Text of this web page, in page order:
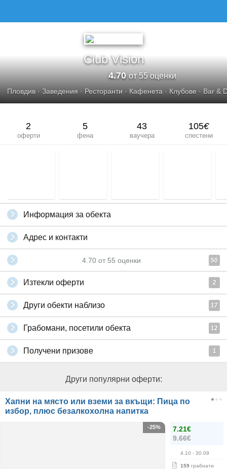
Club Vision
4.70от 55 оценки
Пловдив· Заведения · Ресторанти · Кафенета · Клубове · Bar &
2
оферти
5
фена
43
ваучера
105€
спестени
Информация за обекта
Адрес и контакти
4.70 от 55 оценки 50
Изтекли оферти 2
Други обекти наблизо 17
Грабомани, посетили обекта 12
Получени призове 1
Други популярни оферти:
Хапни на място или вземи за вкъщи: Пица по
избор, плюс безалкохолна напитка
7.21€
9.66€
4.10 - 30.09
159 грабнати
-25%